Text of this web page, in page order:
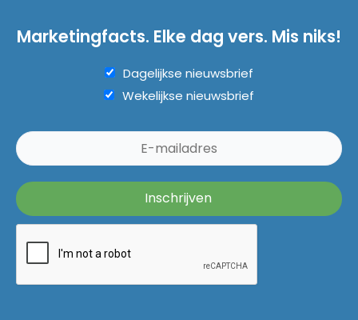
Marketingfacts. Elke dag vers. Mis niks!
Dagelijkse nieuwsbrief
Wekelijkse nieuwsbrief